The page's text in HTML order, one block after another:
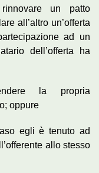
un patto
all’altro un’offerta
ad un
dell’offerta ha
la propria
oppure
egli è tenuto ad
allo stesso